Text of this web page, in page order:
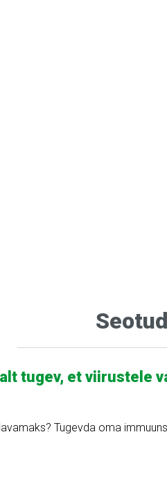
tugev, et viirustele
Tugevda oma